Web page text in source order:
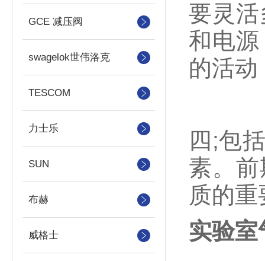
GCE 减压阀
swagelok世伟洛克
TESCOM
力士乐
SUN
布赫
威格士
要灵
和电
的活
四;包
素。
质的
实验